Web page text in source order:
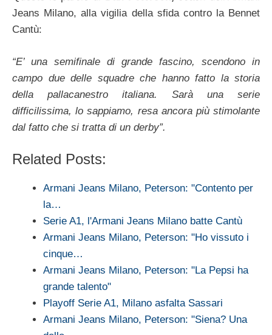
Jeans Milano, alla vigilia della sfida contro la Bennet
Cantù:
“E’ una semifinale di grande fascino, scendono in
campo due delle squadre che hanno fatto la storia
della pallacanestro italiana. Sarà una serie
difficilissima, lo sappiamo, resa ancora più stimolante
dal fatto che si tratta di un derby”.
Related Posts:
Armani Jeans Milano, Peterson: "Contento per
la…
Serie A1, l'Armani Jeans Milano batte Cantù
Armani Jeans Milano, Peterson: "Ho vissuto i
cinque…
Armani Jeans Milano, Peterson: "La Pepsi ha
grande talento"
Playoff Serie A1, Milano asfalta Sassari
Armani Jeans Milano, Peterson: "Siena? Una